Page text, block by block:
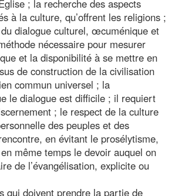
; la recherche des aspects
à la culture, qu’offrent les religions ;
dialogue culturel, œcuménique et
nécessaire pour mesurer
et la disponibilité à se mettre en
de construction de la civilisation
commun universel ; la
le dialogue est difficile ; il requiert
; le respect de la culture
des peuples et des
en évitant le prosélytisme,
même temps le devoir auquel on
de l’évangélisation, explicite ou
qui doivent prendre la partie de